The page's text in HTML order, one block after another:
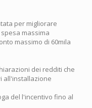
per migliorare
massima
massimo di 60mila
dei redditi che
all'installazione
del l'incentivo fino al